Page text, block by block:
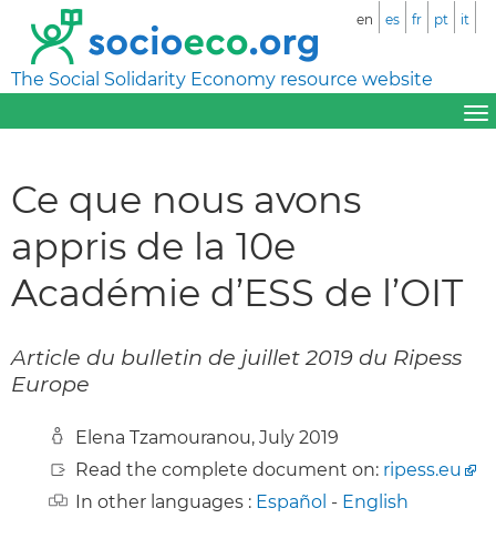
The Social Solidarity Economy resource website
en es fr pt it
Ce que nous avons
appris de la 10e
Académie d’ESS de l’OIT
Article du bulletin de juillet 2019 du Ripess
Europe
Elena Tzamouranou, July 2019
Read the complete document on: ripess.eu
In other languages : Español - English